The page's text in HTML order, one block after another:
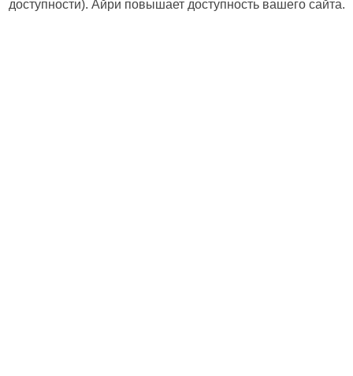
доступности). Айри повышает доступность вашего сайта.